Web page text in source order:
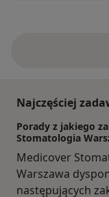
Najczęściej
Porady z jakiego
Stomatologia
Medicover
Warszawa
następujących